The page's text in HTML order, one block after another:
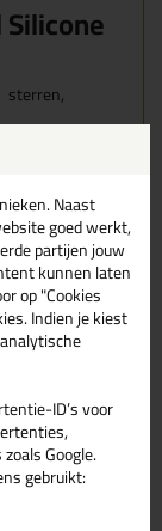
sterren,
is met
echt alle
is het
kitresten
Naast
goed werkt,
partijen jouw
kunnen laten
op "Cookies
Indien je kiest
ID’s voor
Google.
gebruikt: